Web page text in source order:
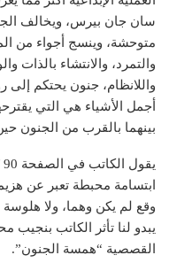
سان جان بيرس، ويخالف
متوحشة، وينسج أجواء من
والتمرد، والانتشاء بالذات
واللانظام، جنون يحتكم إلى
أجمل الأشياء هي التي
بينهما بالقرب من الجنون
ابتسامة محبطة تعبر عن
وقع لم يكن وهما، ولا هلوسة
يبدو لنا تأثر الكاتب بنجيب
القصصية “همسة الجنون”.